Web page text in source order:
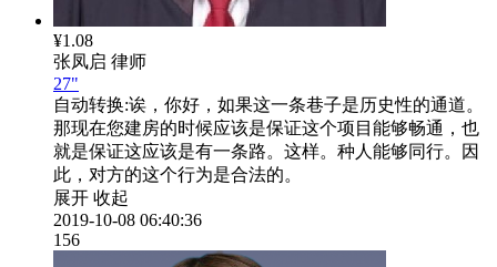
¥1.08
张凤启 律师
27"
自动转换:诶，你好，如果这一条巷子是历史性的通道。
那现在您建房的时候应该是保证这个项目能够畅通，也
就是保证这应该是有一条路。这样。种人能够同行。因
此，对方的这个行为是合法的。
展开 收起
2019-10-08 06:40:36
156